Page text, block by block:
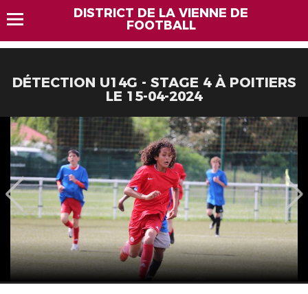
DISTRICT DE LA VIENNE DE
FOOTBALL
DÉTECTION U14G - STAGE 4 À POITIERS
LE 15-04-2024